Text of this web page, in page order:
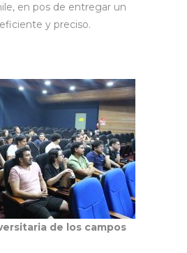
en pos de entregar un
y preciso.
de los campos